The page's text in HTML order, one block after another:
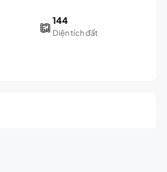
144
Diện tích đất